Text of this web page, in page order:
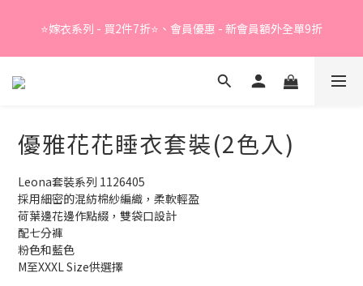
⭐嫁衣系列 - 買2件7折⭐、會員優惠 - 新會員額外全單9折
Summer Sale - 精選睡衣買2件折❤️
優雅花花睡衣套裝(2色入)
Leona套裝系列 1126405
採用細密的混紡棉紗編織，柔軟輕盈
荷葉邊花邊作點綴，雙袋口設計
配七分褲
粉色和藍色
M至XXXL Size供選擇